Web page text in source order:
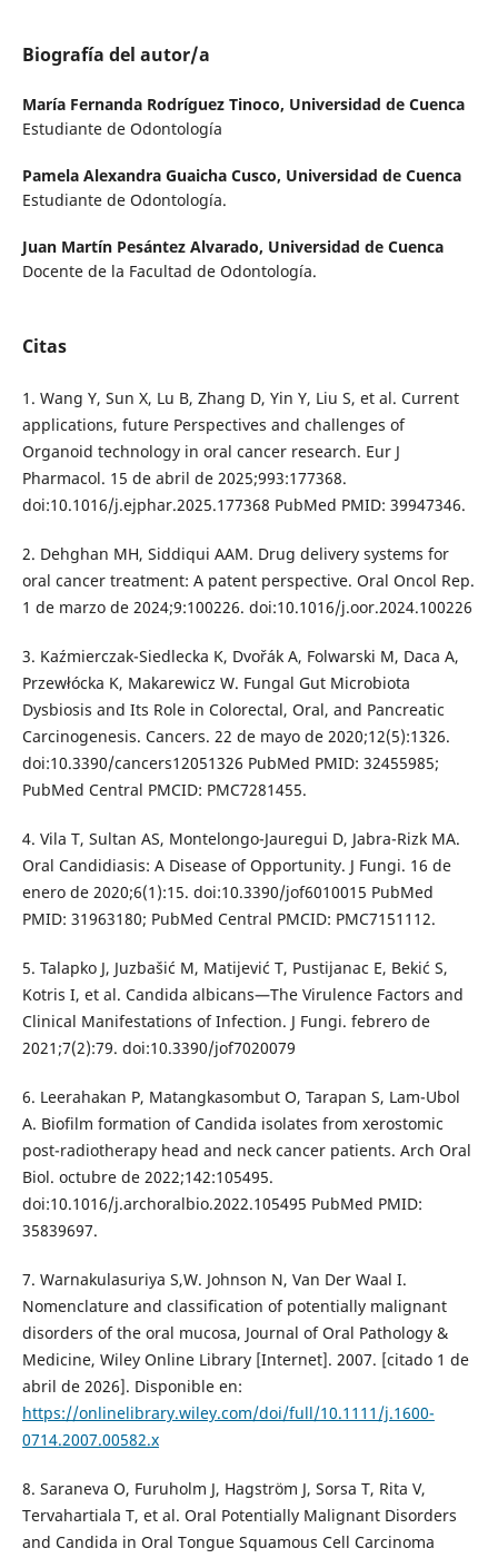
Biografía del autor/a
María Fernanda Rodríguez Tinoco, Universidad de Cuenca
Estudiante de Odontología
Pamela Alexandra Guaicha Cusco, Universidad de Cuenca
Estudiante de Odontología.
Juan Martín Pesántez Alvarado, Universidad de Cuenca
Docente de la Facultad de Odontología.
Citas
1. Wang Y, Sun X, Lu B, Zhang D, Yin Y, Liu S, et al. Current
applications, future Perspectives and challenges of
Organoid technology in oral cancer research. Eur J
Pharmacol. 15 de abril de 2025;993:177368.
doi:10.1016/j.ejphar.2025.177368 PubMed PMID: 39947346.
2. Dehghan MH, Siddiqui AAM. Drug delivery systems for
oral cancer treatment: A patent perspective. Oral Oncol Rep.
1 de marzo de 2024;9:100226. doi:10.1016/j.oor.2024.100226
3. Kaźmierczak-Siedlecka K, Dvořák A, Folwarski M, Daca A,
Przewłócka K, Makarewicz W. Fungal Gut Microbiota
Dysbiosis and Its Role in Colorectal, Oral, and Pancreatic
Carcinogenesis. Cancers. 22 de mayo de 2020;12(5):1326.
doi:10.3390/cancers12051326 PubMed PMID: 32455985;
PubMed Central PMCID: PMC7281455.
4. Vila T, Sultan AS, Montelongo-Jauregui D, Jabra-Rizk MA.
Oral Candidiasis: A Disease of Opportunity. J Fungi. 16 de
enero de 2020;6(1):15. doi:10.3390/jof6010015 PubMed
PMID: 31963180; PubMed Central PMCID: PMC7151112.
5. Talapko J, Juzbašić M, Matijević T, Pustijanac E, Bekić S,
Kotris I, et al. Candida albicans—The Virulence Factors and
Clinical Manifestations of Infection. J Fungi. febrero de
2021;7(2):79. doi:10.3390/jof7020079
6. Leerahakan P, Matangkasombut O, Tarapan S, Lam-Ubol
A. Biofilm formation of Candida isolates from xerostomic
post-radiotherapy head and neck cancer patients. Arch Oral
Biol. octubre de 2022;142:105495.
doi:10.1016/j.archoralbio.2022.105495 PubMed PMID:
35839697.
7. Warnakulasuriya S,W. Johnson N, Van Der Waal I.
Nomenclature and classification of potentially malignant
disorders of the oral mucosa, Journal of Oral Pathology &
Medicine, Wiley Online Library [Internet]. 2007. [citado 1 de
abril de 2026]. Disponible en:
https://onlinelibrary.wiley.com/doi/full/10.1111/j.1600-
0714.2007.00582.x
8. Saraneva O, Furuholm J, Hagström J, Sorsa T, Rita V,
Tervahartiala T, et al. Oral Potentially Malignant Disorders
and Candida in Oral Tongue Squamous Cell Carcinoma